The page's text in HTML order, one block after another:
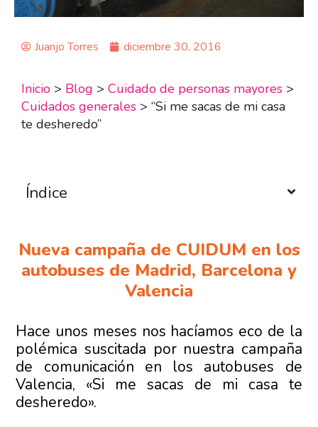
Juanjo Torres diciembre 30, 2016
Inicio > Blog > Cuidado de personas mayores >
Cuidados generales > “Si me sacas de mi casa
te desheredo”
Índice
Nueva campaña de CUIDUM en los
autobuses de Madrid, Barcelona y
Valencia
Hace unos meses nos hacíamos eco de la
polémica suscitada por nuestra campaña
de comunicación en los autobuses de
Valencia, «Si me sacas de mi casa te
desheredo».